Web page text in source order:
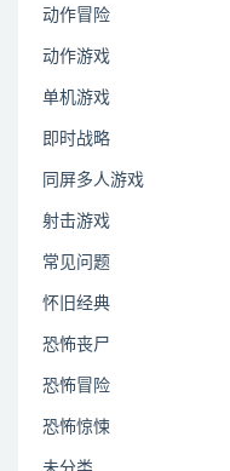
动作冒险
动作游戏
单机游戏
即时战略
同屏多人游戏
射击游戏
常见问题
怀旧经典
恐怖丧尸
恐怖冒险
恐怖惊悚